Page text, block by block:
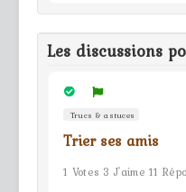
Les discussions
Trucs & astuces
Trier ses amis
1 Votes 3 J'aime 11